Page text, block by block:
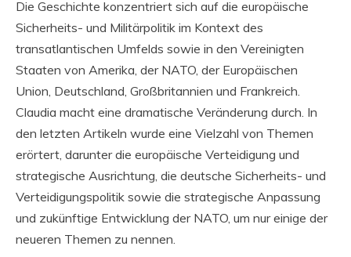
Die Geschichte konzentriert sich auf die europäische
Sicherheits- und Militärpolitik im Kontext des
transatlantischen Umfelds sowie in den Vereinigten
Staaten von Amerika, der NATO, der Europäischen
Union, Deutschland, Großbritannien und Frankreich.
Claudia macht eine dramatische Veränderung durch. In
den letzten Artikeln wurde eine Vielzahl von Themen
erörtert, darunter die europäische Verteidigung und
strategische Ausrichtung, die deutsche Sicherheits- und
Verteidigungspolitik sowie die strategische Anpassung
und zukünftige Entwicklung der NATO, um nur einige der
neueren Themen zu nennen.